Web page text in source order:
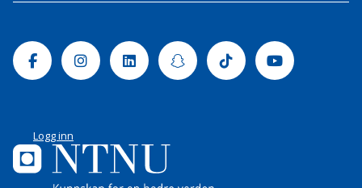
FacebookInstagramLinkedinSnapchatTiktok Youtube
Logg inn